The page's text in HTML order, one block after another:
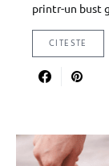
printr-un bust
CITESTE